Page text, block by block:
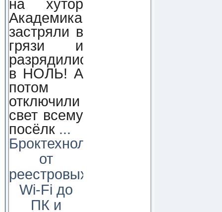
на хутор
Академика,
застряли в
грязи и
разрядились
в НОЛЬ! А
потом
отключили
свет всему
посёлк ...
Броктехнолоджи:
от
реестровых
Wi-Fi до
ПК и